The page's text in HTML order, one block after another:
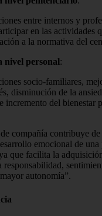
entre internos y
en las actividades
a la normativa del
nivel personal:
socio-familiares,
disminución de la
incremento del bienestar
compañía contribuye
emocional de una
que facilita la
responsabilidad,
autonomía”.